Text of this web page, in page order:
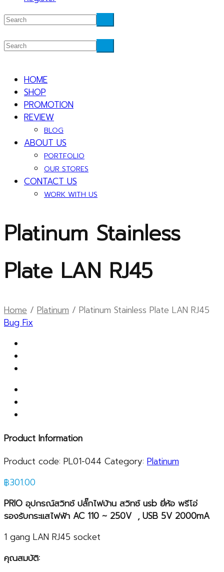
HOME
SHOP
PROMOTION
REVIEW
BLOG
ABOUT US
PORTFOLIO
OUR STORES
CONTACT US
WORK WITH US
Platinum Stainless
Plate LAN RJ45
Home / Platinum / Platinum Stainless Plate LAN RJ45
Bug Fix
Product Information
Product code: PL01-044 Category: Platinum
฿301.00
PRIO อุปกรณ์สวิทช์ ปลั๊กไฟบ้าน สวิทช์usb ยี่ห้อ พรีโอ่
รองรับกระแสไฟฟ้า AC 110 ~ 250V , USB 5V 2000mA
1 gang LAN RJ45 socket
คุณสมบัติ: